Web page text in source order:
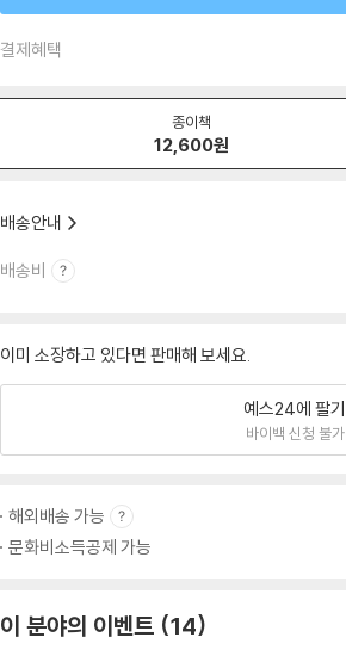
결제혜택
종이책
12,600원
배송안내
배송비
이미 소장하고 있다면 판매해 보세요.
예스24에 팔기
바이백 신청 불가
해외배송 가능
문화비소득공제 가능
이 분야의 이벤트 14